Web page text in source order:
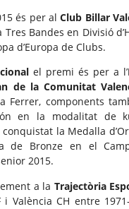
és per alClub Billar
Bandes en Divisió
d’Europa de Clubs.
el premi és per a l’
de la Comunitat
Ferrer, components
en la modalitat de
la Medalla
de Bronze en el
2015.
a la Trajectòria
València CH entre